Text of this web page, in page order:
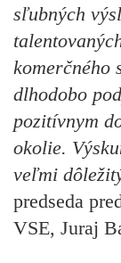
sľubných
komerčného
dlhodobo
pozitívnym
okolie.
veľmi
predseda
VSE, Juraj